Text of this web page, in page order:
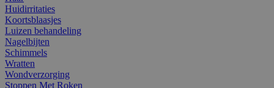
Huidirritaties
Koortsblaasjes
Luizen behandeling
Nagelbijten
Schimmels
Wratten
Wondverzorging
Stoppen Met Roken